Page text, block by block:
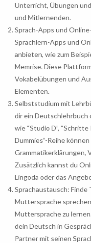
Unterricht, Übungen
und Mitlernenden.
Sprach-Apps und
Sprachlern-Apps und
anbieten, wie zum
Memrise. Diese
Vokabelübungen und
Elementen.
Selbststudium mit
dir ein Deutschlehrbuch
wie “Studio D”,
Dummies”-Reihe
Grammatikerklärungen,
Zusätzlich kannst du
Lingoda oder das
Sprachaustausch: Finde
Muttersprache
Muttersprache zu
dein Deutsch in
Partner mit seinen